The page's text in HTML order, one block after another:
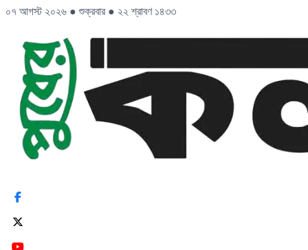
০৭ আগস্ট ২০২৬ ● শুক্রবার ● ২২ শ্রাবণ ১৪৩৩